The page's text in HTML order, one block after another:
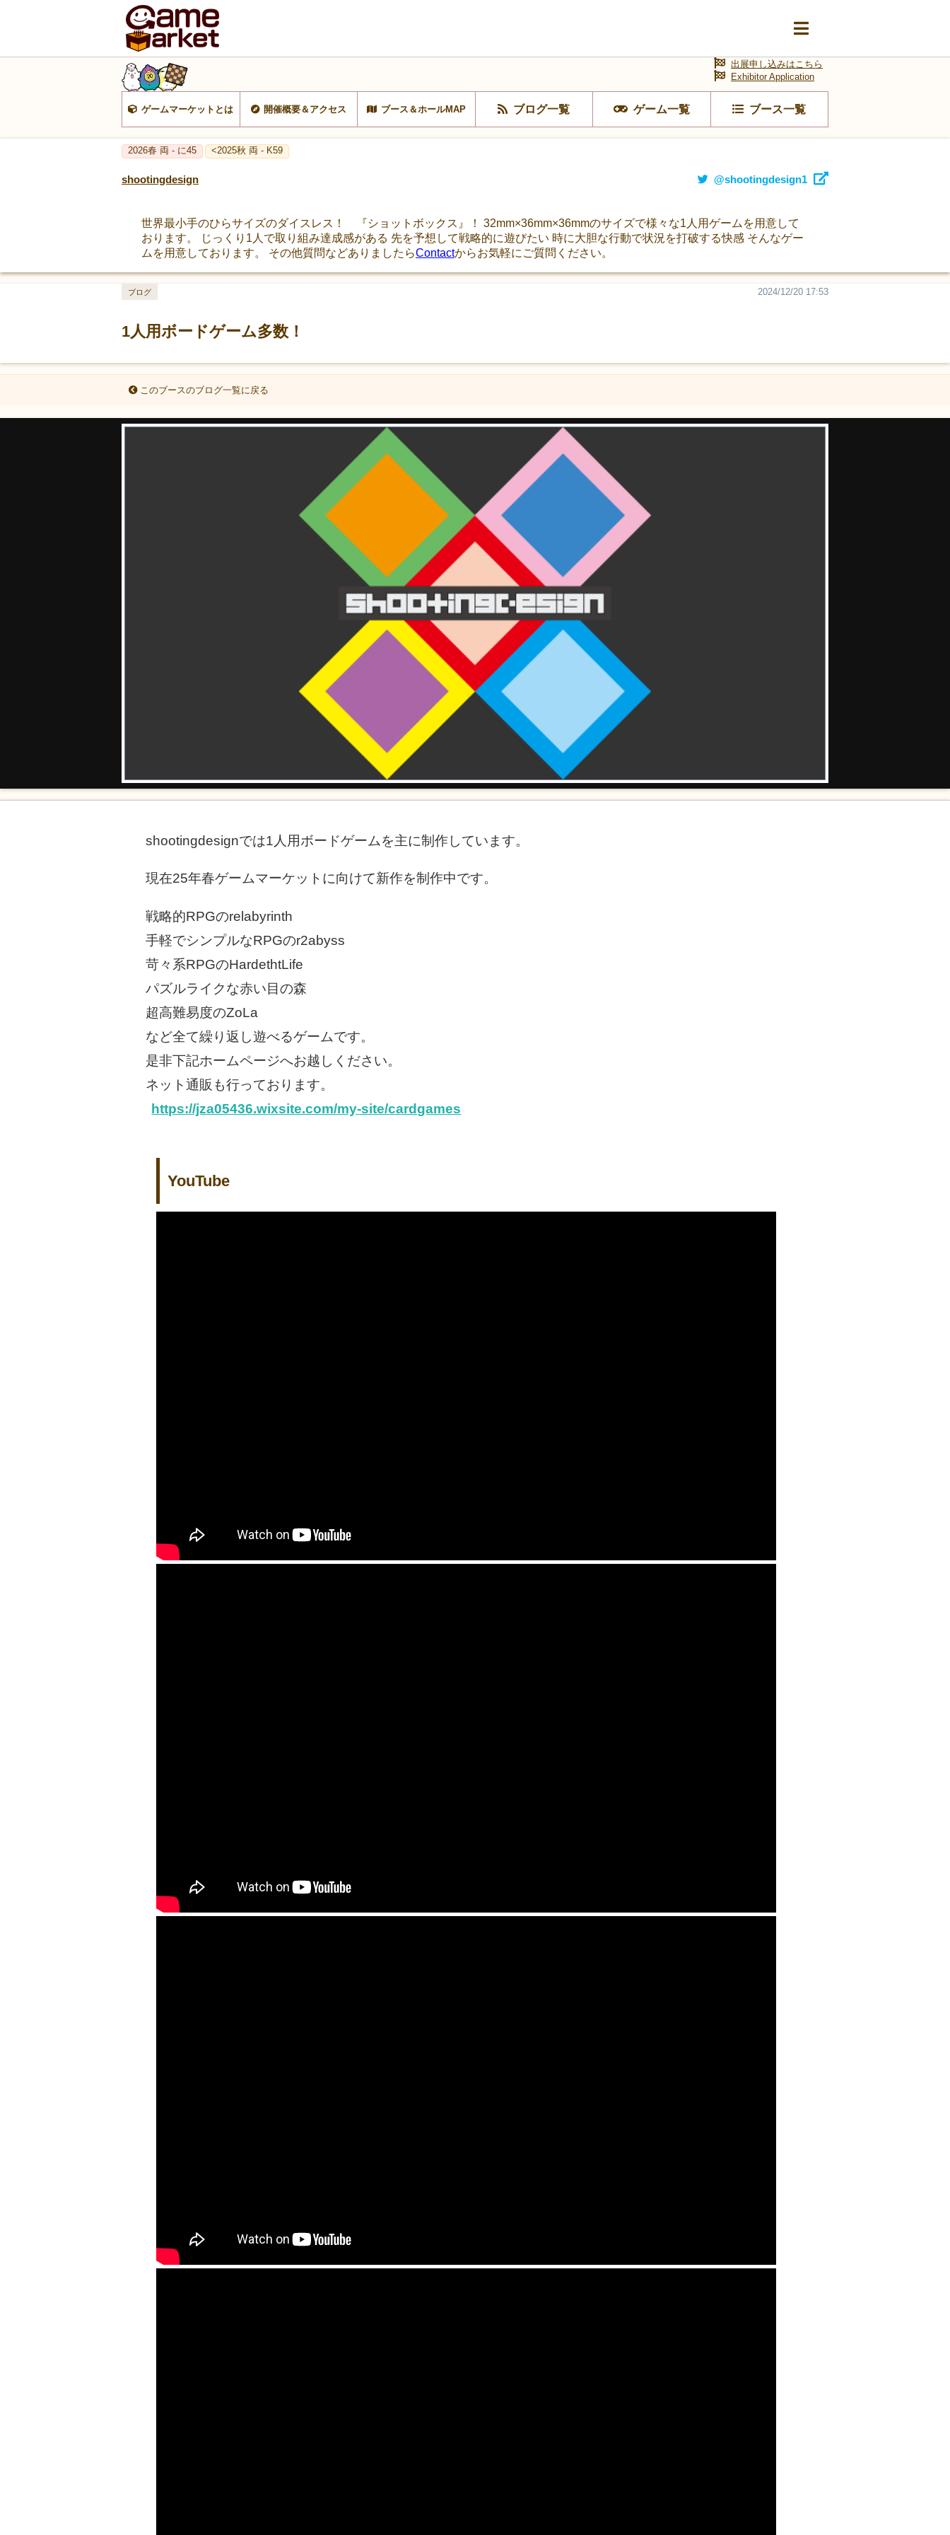
ゲームマーケットとは 開催概要＆アクセス ブース＆ホールMAP ブログ一覧 ゲーム一覧 ブース一覧
出展申し込みはこちら
Exhibitor Application
2026春 両 - に45 <2025秋 両 - K59
shootingdesign @shootingdesign1
世界最小手のひらサイズのダイスレス！ 『ショットボックス』！ 32mm×36mm×36mmのサイズで様々な1人用ゲームを用意して
おります。 じっくり1人で取り組み達成感がある 先を予想して戦略的に遊びたい 時に大胆な行動で状況を打破する快感 そんなゲー
ムを用意しております。 その他質問などありましたらContactからお気軽にご質問ください。
1人用ボードゲーム多数！
2024/12/20 17:53
ブログ
このブースのブログ一覧に戻る
shootingdesignでは1人用ボードゲームを主に制作しています。
現在25年春ゲームマーケットに向けて新作を制作中です。
戦略的RPGのrelabyrinth
手軽でシンプルなRPGのr2abyss
苛々系RPGのHardethtLife
パズルライクな赤い目の森
超高難易度のZoLa
など全て繰り返し遊べるゲームです。
是非下記ホームページへお越しください。
ネット通販も行っております。
https://jza05436.wixsite.com/my-site/cardgames
YouTube